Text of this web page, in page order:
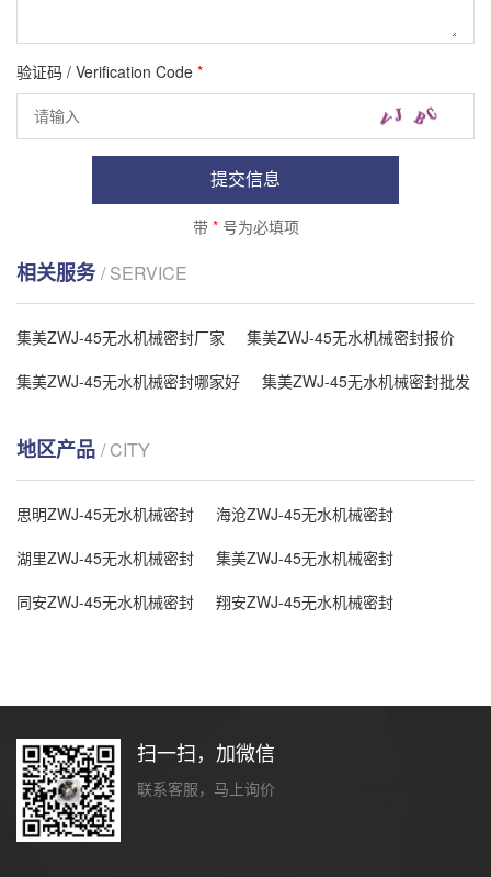
验证码 / Verification Code *
提交信息
带 *号为必填项
相关服务/ SERVICE
集美ZWJ-45无水机械密封厂家
集美ZWJ-45无水机械密封报价
集美ZWJ-45无水机械密封哪家好
集美ZWJ-45无水机械密封批发
地区产品 / CITY
思明ZWJ-45无水机械密封
海沧ZWJ-45无水机械密封
湖里ZWJ-45无水机械密封
集美ZWJ-45无水机械密封
同安ZWJ-45无水机械密封
翔安ZWJ-45无水机械密封
扫一扫，加微信
联系客服，马上询价